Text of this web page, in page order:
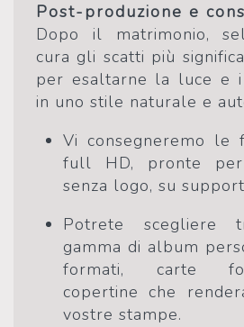
Post-produzione e
Dopo il matrimonio,
cura gli scatti più
per esaltarne la luce e
in uno stile naturale e
Vi consegneremo le
full HD, pronte
senza logo, su
Potrete scegliere
gamma di album
formati, carte
copertine che
vostre stampe.